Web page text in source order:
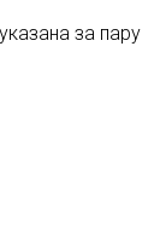
за пару